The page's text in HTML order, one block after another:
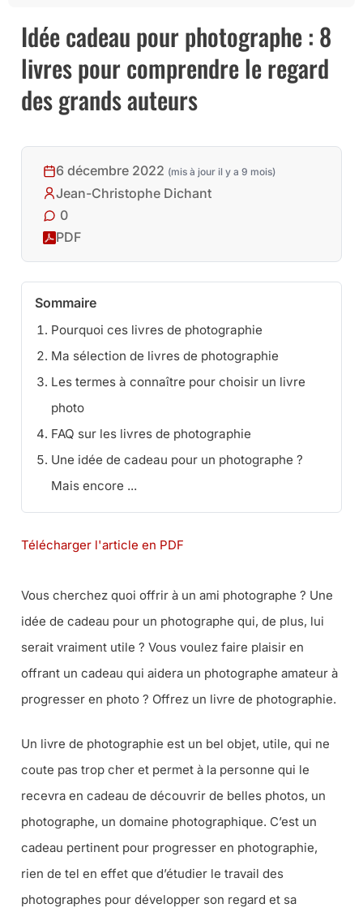
Idée cadeau pour photographe : 8
livres pour comprendre le regard
des grands auteurs
6 décembre 2022 (mis à jour il y a 9 mois)
Jean-Christophe Dichant
0
PDF
Sommaire
Pourquoi ces livres de photographie
Ma sélection de livres de photographie
Les termes à connaître pour choisir un livre
photo
FAQ sur les livres de photographie
Une idée de cadeau pour un photographe ?
Mais encore ...
Télécharger l'article en PDF
Vous cherchez quoi offrir à un ami photographe ? Une
idée de cadeau pour un photographe qui, de plus, lui
serait vraiment utile ? Vous voulez faire plaisir en
offrant un cadeau qui aidera un photographe amateur à
progresser en photo ? Offrez un livre de photographie.
Un livre de photographie est un bel objet, utile, qui ne
coute pas trop cher et permet à la personne qui le
recevra en cadeau de découvrir de belles photos, un
photographe, un domaine photographique. C’est un
cadeau pertinent pour progresser en photographie,
rien de tel en effet que d’étudier le travail des
photographes pour développer son regard et sa